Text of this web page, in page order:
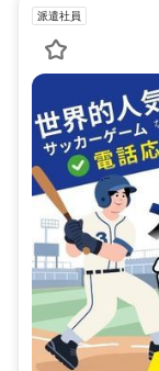
派遣社員